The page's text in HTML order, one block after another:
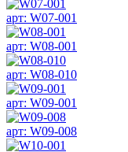
арт: W07-001
арт: W08-001
арт: W08-010
арт: W09-001
арт: W09-008